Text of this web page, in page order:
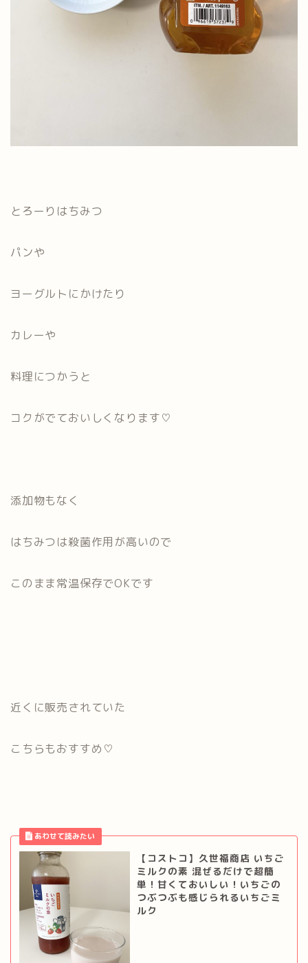
とろーりはちみつ
パンや
ヨーグルトにかけたり
カレーや
料理につかうと
コクがでておいしくなります♡
添加物もなく
はちみつは殺菌作用が高いので
このまま常温保存でOKです
近くに販売されていた
こちらもおすすめ♡
【コストコ】久世福商店 いちご
ミルクの素 混ぜるだけで超簡
単！甘くておいしい！いちごの
つぶつぶも感じられるいちごミ
ルク